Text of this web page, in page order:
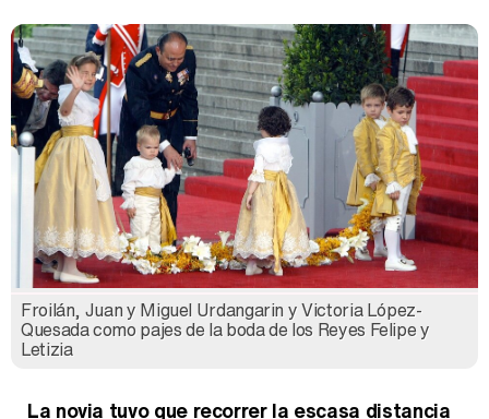
Froilán, Juan y Miguel Urdangarin y Victoria López-
Quesada como pajes de la boda de los Reyes Felipe y
Letizia
La novia tuvo que recorrer la escasa distancia